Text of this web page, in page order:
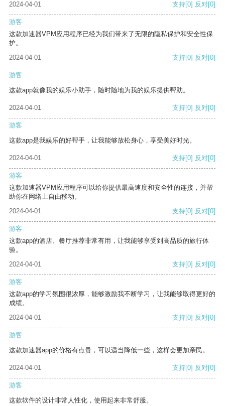
2024-04-01 支持[0] 反对[0]
游客
这款加速器VPM应用程序已经为我们带来了无限的隐私保护和安全性保
护。
2024-04-01
支持[0] 反对[0]
游客
这款app就像我的娱乐小助手，随时随地为我的娱乐提供帮助。
2024-04-01 支持[0] 反对[0]
游客
这款app是我娱乐的好帮手，让我能够放松身心，享受美好时光。
2024-04-01 支持[0] 反对[0]
游客
这款加速器VPM应用程序可以给你提供最高速度和安全性的连接，并帮
助你在网络上自由移动。
2024-04-01
支持[0] 反对[0]
游客
这款app的酒店、餐厅推荐非常有用，让我能够享受到高品质的旅行体
验。
2024-04-01
支持[0] 反对[0]
游客
这款app的学习氛围很浓厚，能够激励我不断学习，让我能够取得更好的
成绩。
2024-04-01
支持[0] 反对[0]
游客
这款加速器app的价格有点贵，可以适当降低一些，这样会更加亲民。
2024-04-01 支持[0] 反对[0]
游客
这款软件的设计非常人性化，使用起来非常舒服。